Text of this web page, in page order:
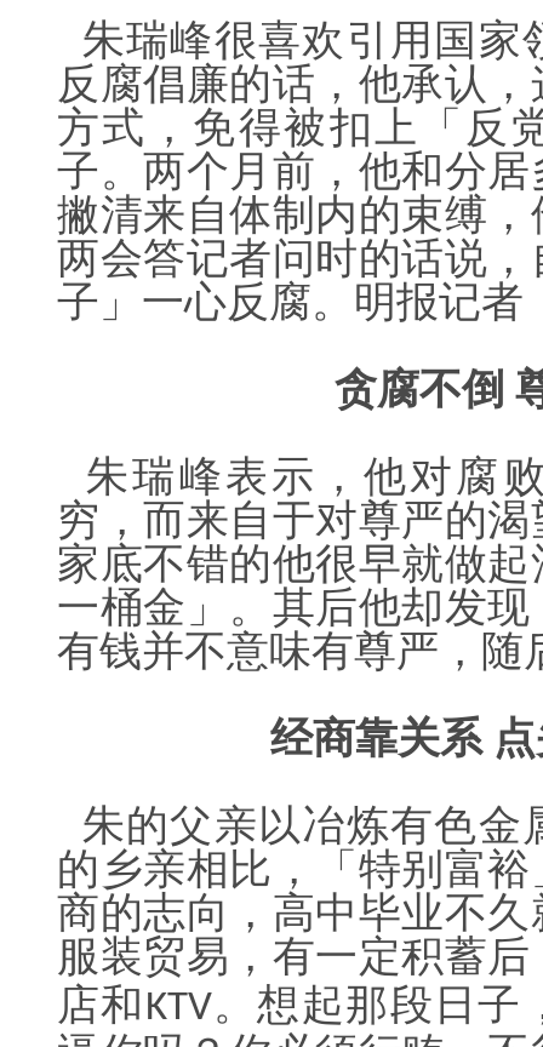
朱瑞峰很喜欢引用国家
反腐倡廉的话，他承认
方式，免得被扣上「反
子。两个月前，他和分
撇清来自体制内的束缚
两会答记者问时的话说
子」一心反腐。明报记者
贪腐不倒
朱瑞峰表示，他对腐
穷，而来自于对尊严的
家底不错的他很早就做
一桶金」。其后他却发
有钱并不意味有尊严，随
经商靠关系
朱的父亲以冶炼有色金
的乡亲相比，「特别富
商的志向，高中毕业不
服装贸易，有一定积蓄后
店和 KTV。想起那段日子